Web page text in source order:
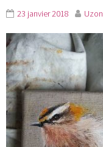
23 janvier 2018 Uzon